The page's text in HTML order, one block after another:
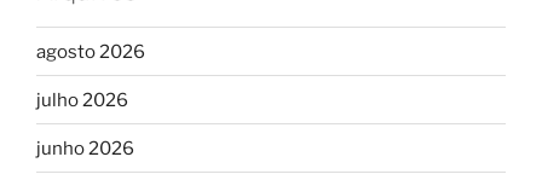
agosto 2026
julho 2026
junho 2026